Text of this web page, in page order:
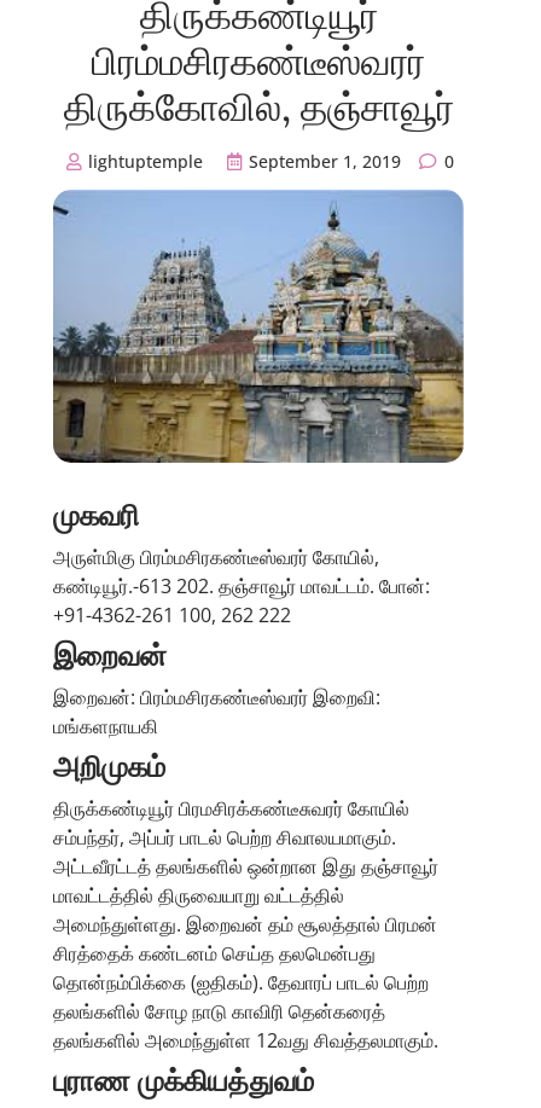
திருக்கண்டியூர்
பிரம்மசிரகண்டீஸ்வரர்
திருக்கோவில், தஞ்சாவூர்
lightuptemple September 1, 2019 0
முகவரி
அருள்மிகு பிரம்மசிரகண்டீஸ்வரர் கோயில்,
கண்டியூர்.-613 202. தஞ்சாவூர் மாவட்டம். போன்:
+91-4362-261 100, 262 222
இறைவன்
இறைவன்: பிரம்மசிரகண்டீஸ்வரர் இறைவி:
மங்களநாயகி
அறிமுகம்
திருக்கண்டியூர் பிரமசிரக்கண்டீசுவரர் கோயில்
சம்பந்தர், அப்பர் பாடல் பெற்ற சிவாலயமாகும்.
அட்டவீரட்டத் தலங்களில் ஒன்றான இது தஞ்சாவூர்
மாவட்டத்தில் திருவையாறு வட்டத்தில்
அமைந்துள்ளது. இறைவன் தம் சூலத்தால் பிரமன்
சிரத்தைக் கண்டனம் செய்த தலமென்பது
தொன்நம்பிக்கை (ஐதிகம்). தேவாரப் பாடல் பெற்ற
தலங்களில் சோழ நாடு காவிரி தென்கரைத்
தலங்களில் அமைந்துள்ள 12வது சிவத்தலமாகும்.
புராண முக்கியத்துவம்